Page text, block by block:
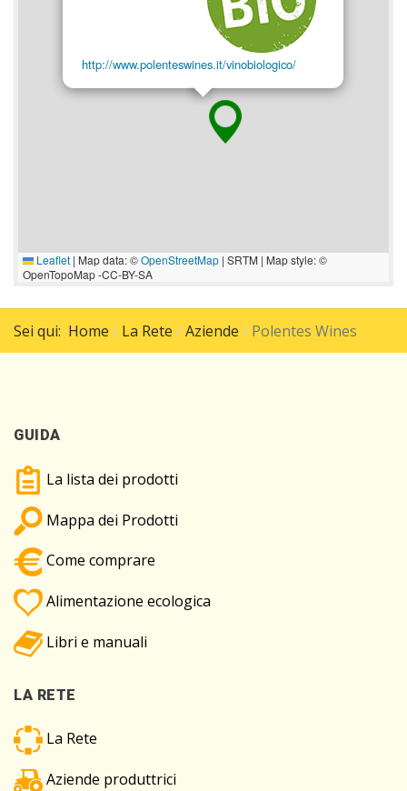
http://www.polenteswines.it/vinobiologico/
Leaflet | Map data: ©OpenStreetMap | SRTM | Map style: ©
OpenTopoMap -CC-BY-SA
Sei qui: Home La Rete Aziende Polentes Wines
GUIDA
La lista dei prodotti
Mappa dei Prodotti
Come comprare
Alimentazione ecologica
Libri e manuali
LA RETE
La Rete
Aziende produttrici